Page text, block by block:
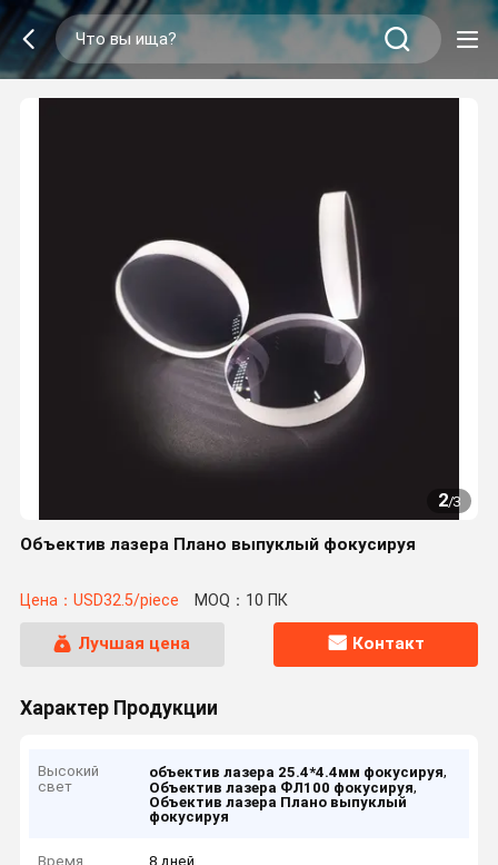
2/3
Объектив лазера Плано выпуклый фокусируя
Цена：USD32.5/piece MOQ：10 ПК
Лучшая цена Контакт
Характер Продукции
Высокий
свет
объектив лазера 25.4*4.4мм фокусируя,
Объектив лазера ФЛ100 фокусируя,
Объектив лазера Плано выпуклый
фокусируя
Время
8 дней